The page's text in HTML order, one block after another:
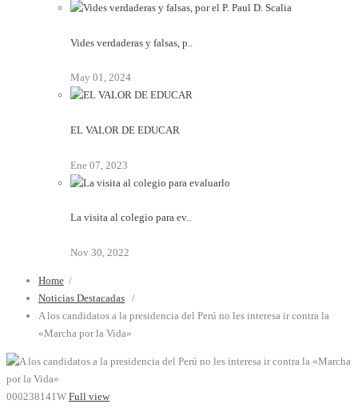
Vides verdaderas y falsas, p..
May 01, 2024
EL VALOR DE EDUCAR
Ene 07, 2023
La visita al colegio para ev..
Nov 30, 2022
Home /
Noticias Destacadas /
A los candidatos a la presidencia del Perú no les interesa ir contra la
«Marcha por la Vida»
000238141W Full view